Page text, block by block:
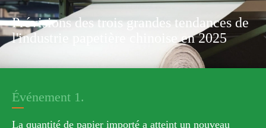
Prévisions des trois grandes tendances de
l'industrie papetière chinoise en 2025
Événement 1.
La quantité de papier importé a atteint un nouveau